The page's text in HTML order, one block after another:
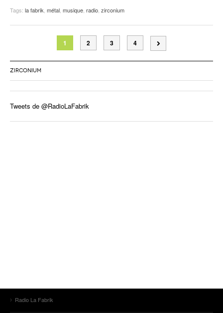
Tags: la fabrik métal musique radio zirconium
1 2 3 4
ZIRCONIUM
Tweets de @RadioLaFabrik
Radio La Fabrik